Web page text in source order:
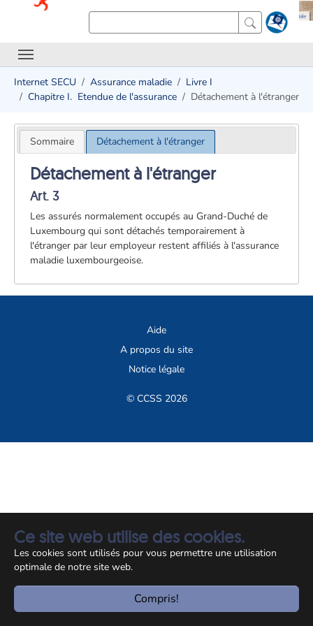
Ce site web utilise des cookies.
Les cookies sont utilisés pour vous permettre une utilisation
optimale de notre site web.
Compris!
Internet SECU Assurance maladie
Livre I
Chapitre I. ­ Etendue de l'assurance
Détachement à l'étranger
Sommaire Détachement à l'étranger
Détachement à l'étranger
Art. 3
Les assurés normalement occupés au Grand-Duché de
Luxembourg qui sont détachés temporairement à
l'étranger par leur employeur restent affiliés à l'assurance
maladie luxembourgeoise.
Aide
A propos du site
Notice légale
© CCSS 2026